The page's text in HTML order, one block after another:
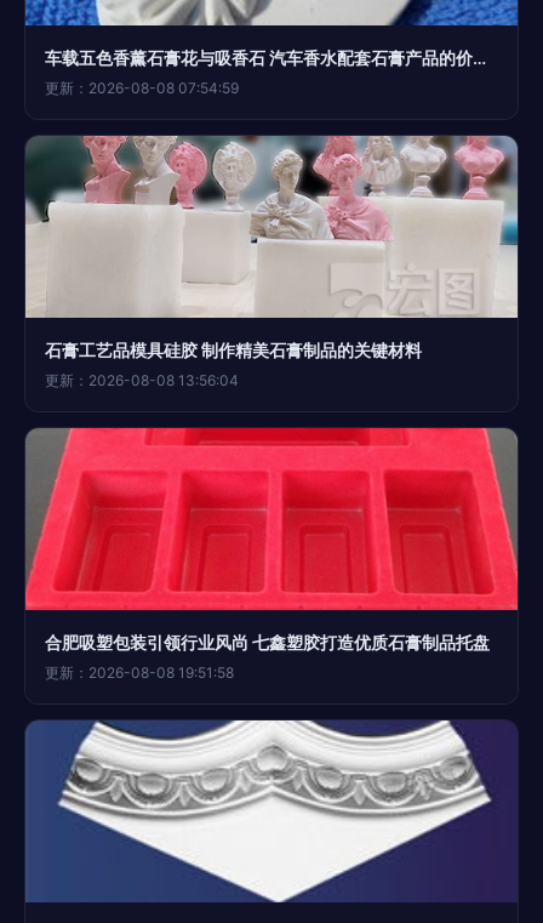
车载五色香薰石膏花与吸香石 汽车香水配套石膏产品的价格、厂家及图片指南
更新：2026-08-08 07:54:59
石膏工艺品模具硅胶 制作精美石膏制品的关键材料
更新：2026-08-08 13:56:04
合肥吸塑包装引领行业风尚 七鑫塑胶打造优质石膏制品托盘
更新：2026-08-08 19:51:58